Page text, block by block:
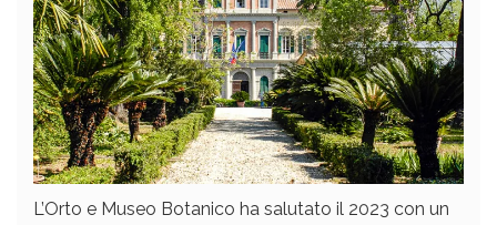
L’Orto e Museo Botanico ha salutato il 2023 con un